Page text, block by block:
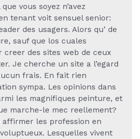
vous soyez n’avez
tenant voit sensuel senior:
des usagers. Alors qu’ de
sauf que los cuales
creer des sites web de ceux
Je cherche un site a l’egard
frais. En fait rien
sympa. Les opinions dans
les magnifiques peinture, et
marche-le mec reellement?
les profession en
Lesquelles vivent